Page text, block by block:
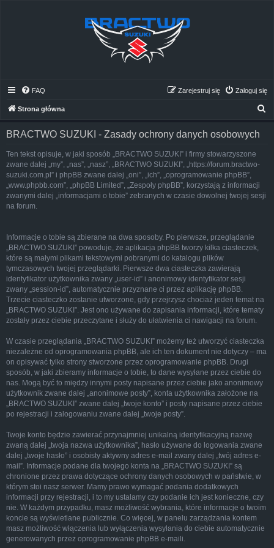
FAQ Zaloguj się
Zarejestruj się
Strona główna
BRACTWO SUZUKI - Zasady ochrony danych osobowych
Ten tekst opisuje, w jaki sposób „BRACTWO SUZUKI” i firmy stowarzyszone
zwane dalej „my”, „nas”, „nasz”, „BRACTWO SUZUKI”, „https://forum.bractwo-
suzuki.com.pl” i phpBB zwane dalej „oni”, „ich”, „oprogramowanie phpBB”,
„www.phpbb.com”, „phpBB Limited”, „Zespoły phpBB”, korzystają z informacji
zwanymi dalej „informacjami o tobie” zebranych w czasie dowolnej twojej sesji
na forum.
Informacje o tobie są zbierane na dwa sposoby. Po pierwsze, przeglądanie
„BRACTWO SUZUKI” powoduje, że aplikacja phpBB tworzy kilka ciasteczek,
które są małymi plikami tekstowymi pobranymi do katalogu plików
tymczasowych twojej przeglądarki. Pierwsze dwa ciasteczka zawierają
identyfikator użytkownika zwany „user-id” i anonimowy identyfikator sesji
zwany „session-id”, automatycznie przyznane ci przez aplikację phpBB.
Trzecie ciasteczko zostanie utworzone, gdy przejrzysz chociaż jeden temat na
„BRACTWO SUZUKI”. Jest ono używane do zapisania informacji, które tematy
zostały przez ciebie przeczytane i służy do ułatwienia ci nawigacji na forum.
W czasie przeglądania „BRACTWO SUZUKI” możemy też utworzyć ciasteczka
niezależne od oprogramowania phpBB, ale ich ten dokument nie dotyczy – ma
on opisywać tylko strony stworzone przez oprogramowanie phpBB. Drugi
sposób, w jaki zbieramy informacje o tobie, to dane wysyłane przez ciebie do
nas. Mogą być to między innymi posty napisane przez ciebie jako anonimowy
użytkownik zwane dalej „anonimowe posty”, konta użytkownika założone na
„BRACTWO SUZUKI” zwane dalej „twoje konto” i posty napisane przez ciebie
po rejestracji i zalogowaniu zwane dalej „twoje posty”.
Twoje konto będzie zawierać przynajmniej unikalną identyfikacyjną nazwę
zwaną dalej „twoja nazwa użytkownika”, hasło używane do logowania zwane
dalej „twoje hasło” i osobisty aktywny adres e-mail zwany dalej „twój adres e-
mail”. Informacje podane dla twojego konta na „BRACTWO SUZUKI” są
chronione przez prawa dotyczące ochrony danych osobowych w państwie, w
którym stoi nasz serwer. Mamy prawo wymagać podania dodatkowych
informacji przy rejestracji, i to my ustalamy czy podanie ich jest konieczne, czy
nie. W każdym przypadku, masz możliwość wybrania, które informacje o twoim
koncie są wyświetlane publicznie. Co więcej, w panelu zarządzania kontem
masz możliwość włączenia lub wyłączenia wysyłania do ciebie automatycznie
generowanych przez oprogramowanie phpBB e-maili.